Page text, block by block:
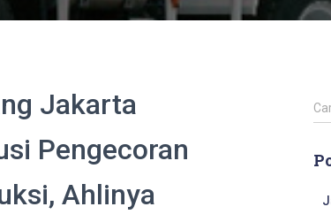
Jakarta
Pengecoran
Ahlinya
C
a
i